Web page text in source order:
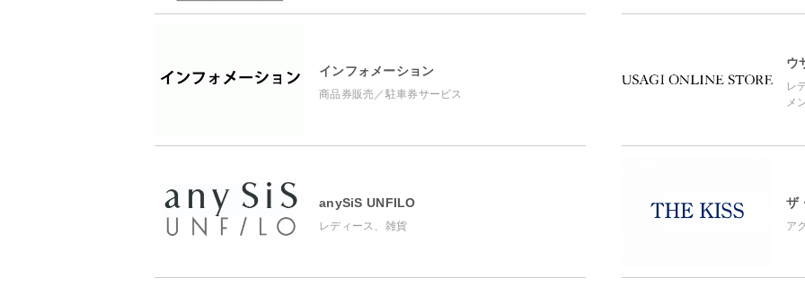
インフォメーション
商品券販売／駐車券サービス
ウ
レ
メ
anySiS UNFILO
レディース、雑貨
ザ
ア